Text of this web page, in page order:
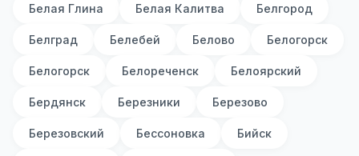
Белая Глина Белая Калитва Белгород
Белград Белебей Белово Белогорск
Белогорск Белореченск Белоярский
Бердянск Березники Березово
Березовский Бессоновка Бийск